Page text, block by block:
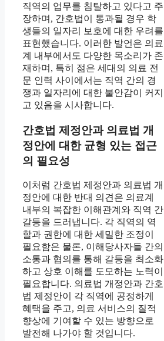
직역의 업무를 침탈하고 있다고 주
장하며, 간호법이 통과될 경우 학
생들의 일자리 보호에 대한 우려를
표현했습니다. 이러한 발언은 의료
계 내부에서도 다양한 목소리가 존
재하며, 특히 젊은 세대의 의료 전
문 인력 사이에서는 직역 간의 경
쟁과 일자리에 대한 불안감이 커지
고 있음을 시사합니다.
간호법 제정안과 의료법 개
정안에 대한 균형 있는 접근
의 필요성
이처럼 간호법 제정안과 의료법 개
정안에 대한 반대 의견은 의료계
내부의 복잡한 이해관계와 직역 간
갈등을 드러냅니다. 각 직역의 역
할과 권한에 대한 세밀한 조정이
필요함은 물론, 이해당사자들 간의
소통과 협의를 통해 갈등을 최소화
하고 상호 이해를 도모하는 노력이
필요합니다. 의료법 개정안과 간호
법 제정안이 각 직역에 공정하게
혜택을 주고, 의료 서비스의 질적
향상에 기여할 수 있는 방향으로
발전해 나가야 할 것입니다.